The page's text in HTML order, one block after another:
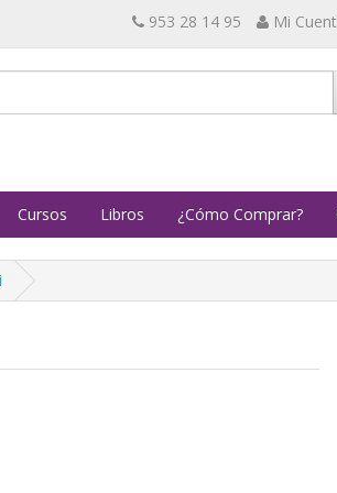
953 28 14 95 Mi
Cursos Libros ¿Cómo Comprar?